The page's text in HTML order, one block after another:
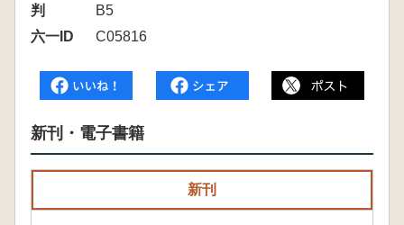
判
B5
六一ID
C05816
新刊・電子書籍
新刊